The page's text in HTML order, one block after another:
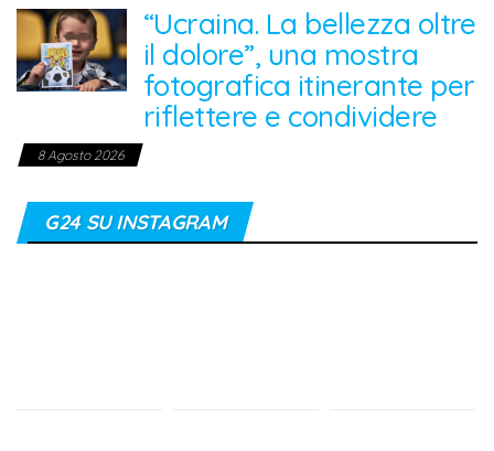
“Ucraina. La bellezza oltre
il dolore”, una mostra
fotografica itinerante per
riflettere e condividere
8 Agosto 2026
G24 SU INSTAGRAM